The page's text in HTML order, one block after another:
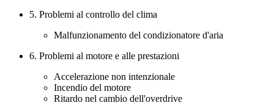
5. Problemi al controllo del clima
Malfunzionamento del condizionatore d'aria
6. Problemi al motore e alle prestazioni
Accelerazione non intenzionale
Incendio del motore
Ritardo nel cambio dell'overdrive